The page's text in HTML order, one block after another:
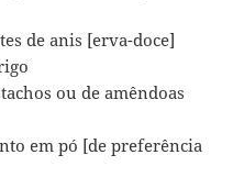
de anis [erva-doce]
ou de amêndoas
em pó [de preferência